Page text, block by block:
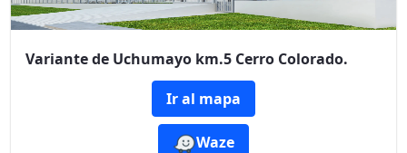
Variante de Uchumayo km.5 Cerro Colorado.
Ir al mapa
Waze